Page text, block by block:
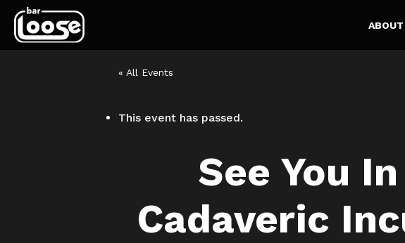
ABOUT
« All Events
This event has passed.
See You
Cadaveric